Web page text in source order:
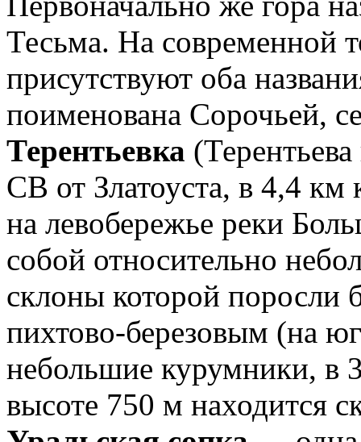
Тесьма. На современной
присутствуют оба
поименована Сорочьей,
Терентьевка
СВ от Златоуста, в 4,4
на левобережье реки
собой относительно
склоны которой поросли
пихтово-березовым (на
небольшие курумники, в
высоте 750 м находится